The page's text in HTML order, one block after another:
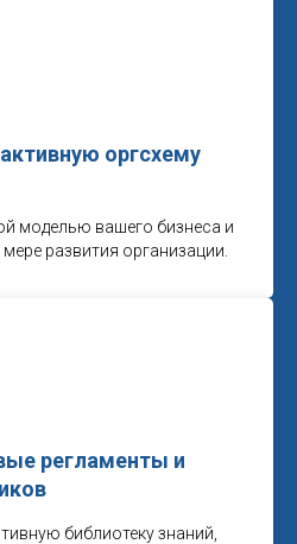
оргсхему
моделью вашего бизнеса и
развития организации.
регламенты и
библиотеку знаний,